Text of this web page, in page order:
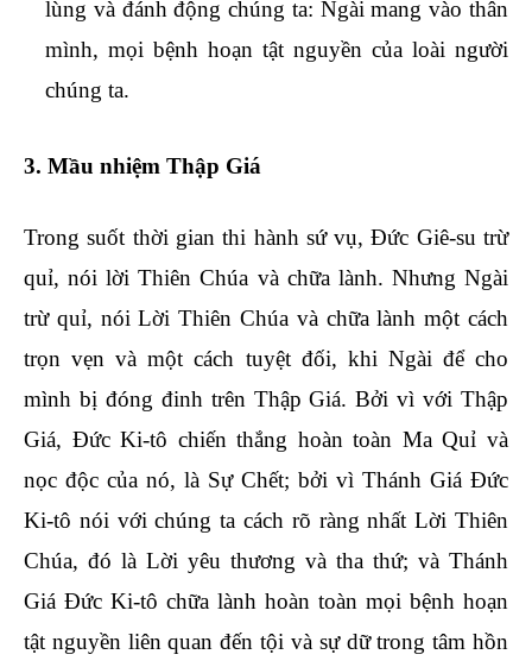
lùng và đánh động chúng ta: Ngài mang vào thân
mình, mọi bệnh hoạn tật nguyền của loài người
chúng ta.
3. Mầu nhiệm Thập Giá
Trong suốt thời gian thi hành sứ vụ, Đức Giê-su trừ
quỉ, nói lời Thiên Chúa và chữa lành. Nhưng Ngài
trừ quỉ, nói Lời Thiên Chúa và chữa lành một cách
trọn vẹn và một cách tuyệt đối, khi Ngài để cho
mình bị đóng đinh trên Thập Giá. Bởi vì với Thập
Giá, Đức Ki-tô chiến thắng hoàn toàn Ma Quỉ và
nọc độc của nó, là Sự Chết; bởi vì Thánh Giá Đức
Ki-tô nói với chúng ta cách rõ ràng nhất Lời Thiên
Chúa, đó là Lời yêu thương và tha thứ; và Thánh
Giá Đức Ki-tô chữa lành hoàn toàn mọi bệnh hoạn
tật nguyền liên quan đến tội và sự dữ trong tâm hồn